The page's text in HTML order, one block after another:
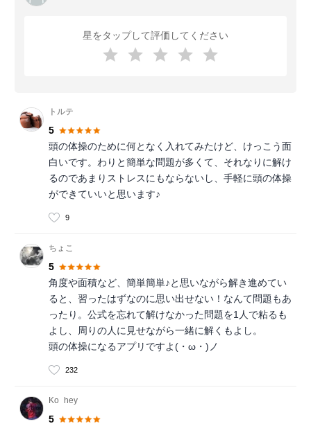
星をタップして評価してください
トルテ
5
頭の体操のために何となく入れてみたけど、けっこう面
白いです。わりと簡単な問題が多くて、それなりに解け
るのであまりストレスにもならないし、手軽に頭の体操
ができていいと思います♪
9
ちょこ
5
角度や面積など、簡単簡単♪と思いながら解き進めてい
ると、習ったはずなのに思い出せない！なんて問題もあ
ったり。公式を忘れて解けなかった問題を1人で粘るも
よし、周りの人に見せながら一緒に解くもよし。
頭の体操になるアプリですよ(・ω・)ノ
232
Ko_hey
5